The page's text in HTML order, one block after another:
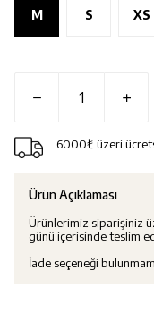
M S XS
6000₺ üzeri
Ürün Açıklaması
Ürünlerimiz siparişiniz
günü içerisinde teslim
İade seçeneği